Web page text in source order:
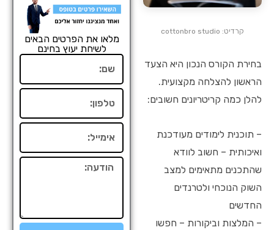
קרדיט: cottonbro studio
בחירת הקורס הנכון היא הצעד
הראשון להצלחה מקצועית.
להלן כמה קריטריונים חשובים:
– תוכנית לימודים מעודכנת
ואיכותית – חשוב לוודא
שהתכנים מתאימים למצב
השוק הנוכחי ולטרנדים
החדשים
– המלצות וביקורות – חפשו
מלאו את הפרטים הבאים
לשיחת יעוץ בחינם
הודעה